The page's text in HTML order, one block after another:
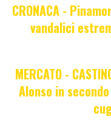
CRONACA -
vandalici
MERCATO -
Alonso in